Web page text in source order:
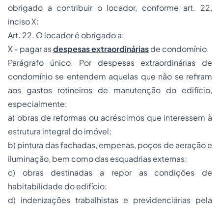
obrigado a contribuir o locador, conforme art. 22,
inciso X:
Art. 22. O locador é obrigado a:
X - pagar asdespesas extraordináriasde condomínio.
Parágrafo único. Por despesas extraordinárias de
condomínio se entendem aquelas que não se refiram
aos gastos rotineiros de manutenção do edifício,
especialmente:
a) obras de reformas ou acréscimos que interessem à
estrutura integral do imóvel;
b) pintura das fachadas, empenas, poços de aeração e
iluminação, bem como das esquadrias externas;
c) obras destinadas a repor as condições de
habitabilidade do edifício;
d) indenizações trabalhistas e previdenciárias pela